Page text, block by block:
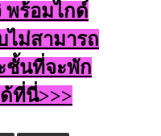
พร้อมไกด์
ไม่สามารถ
ชั้นที่จะพัก
ด้ที่นี่>>>